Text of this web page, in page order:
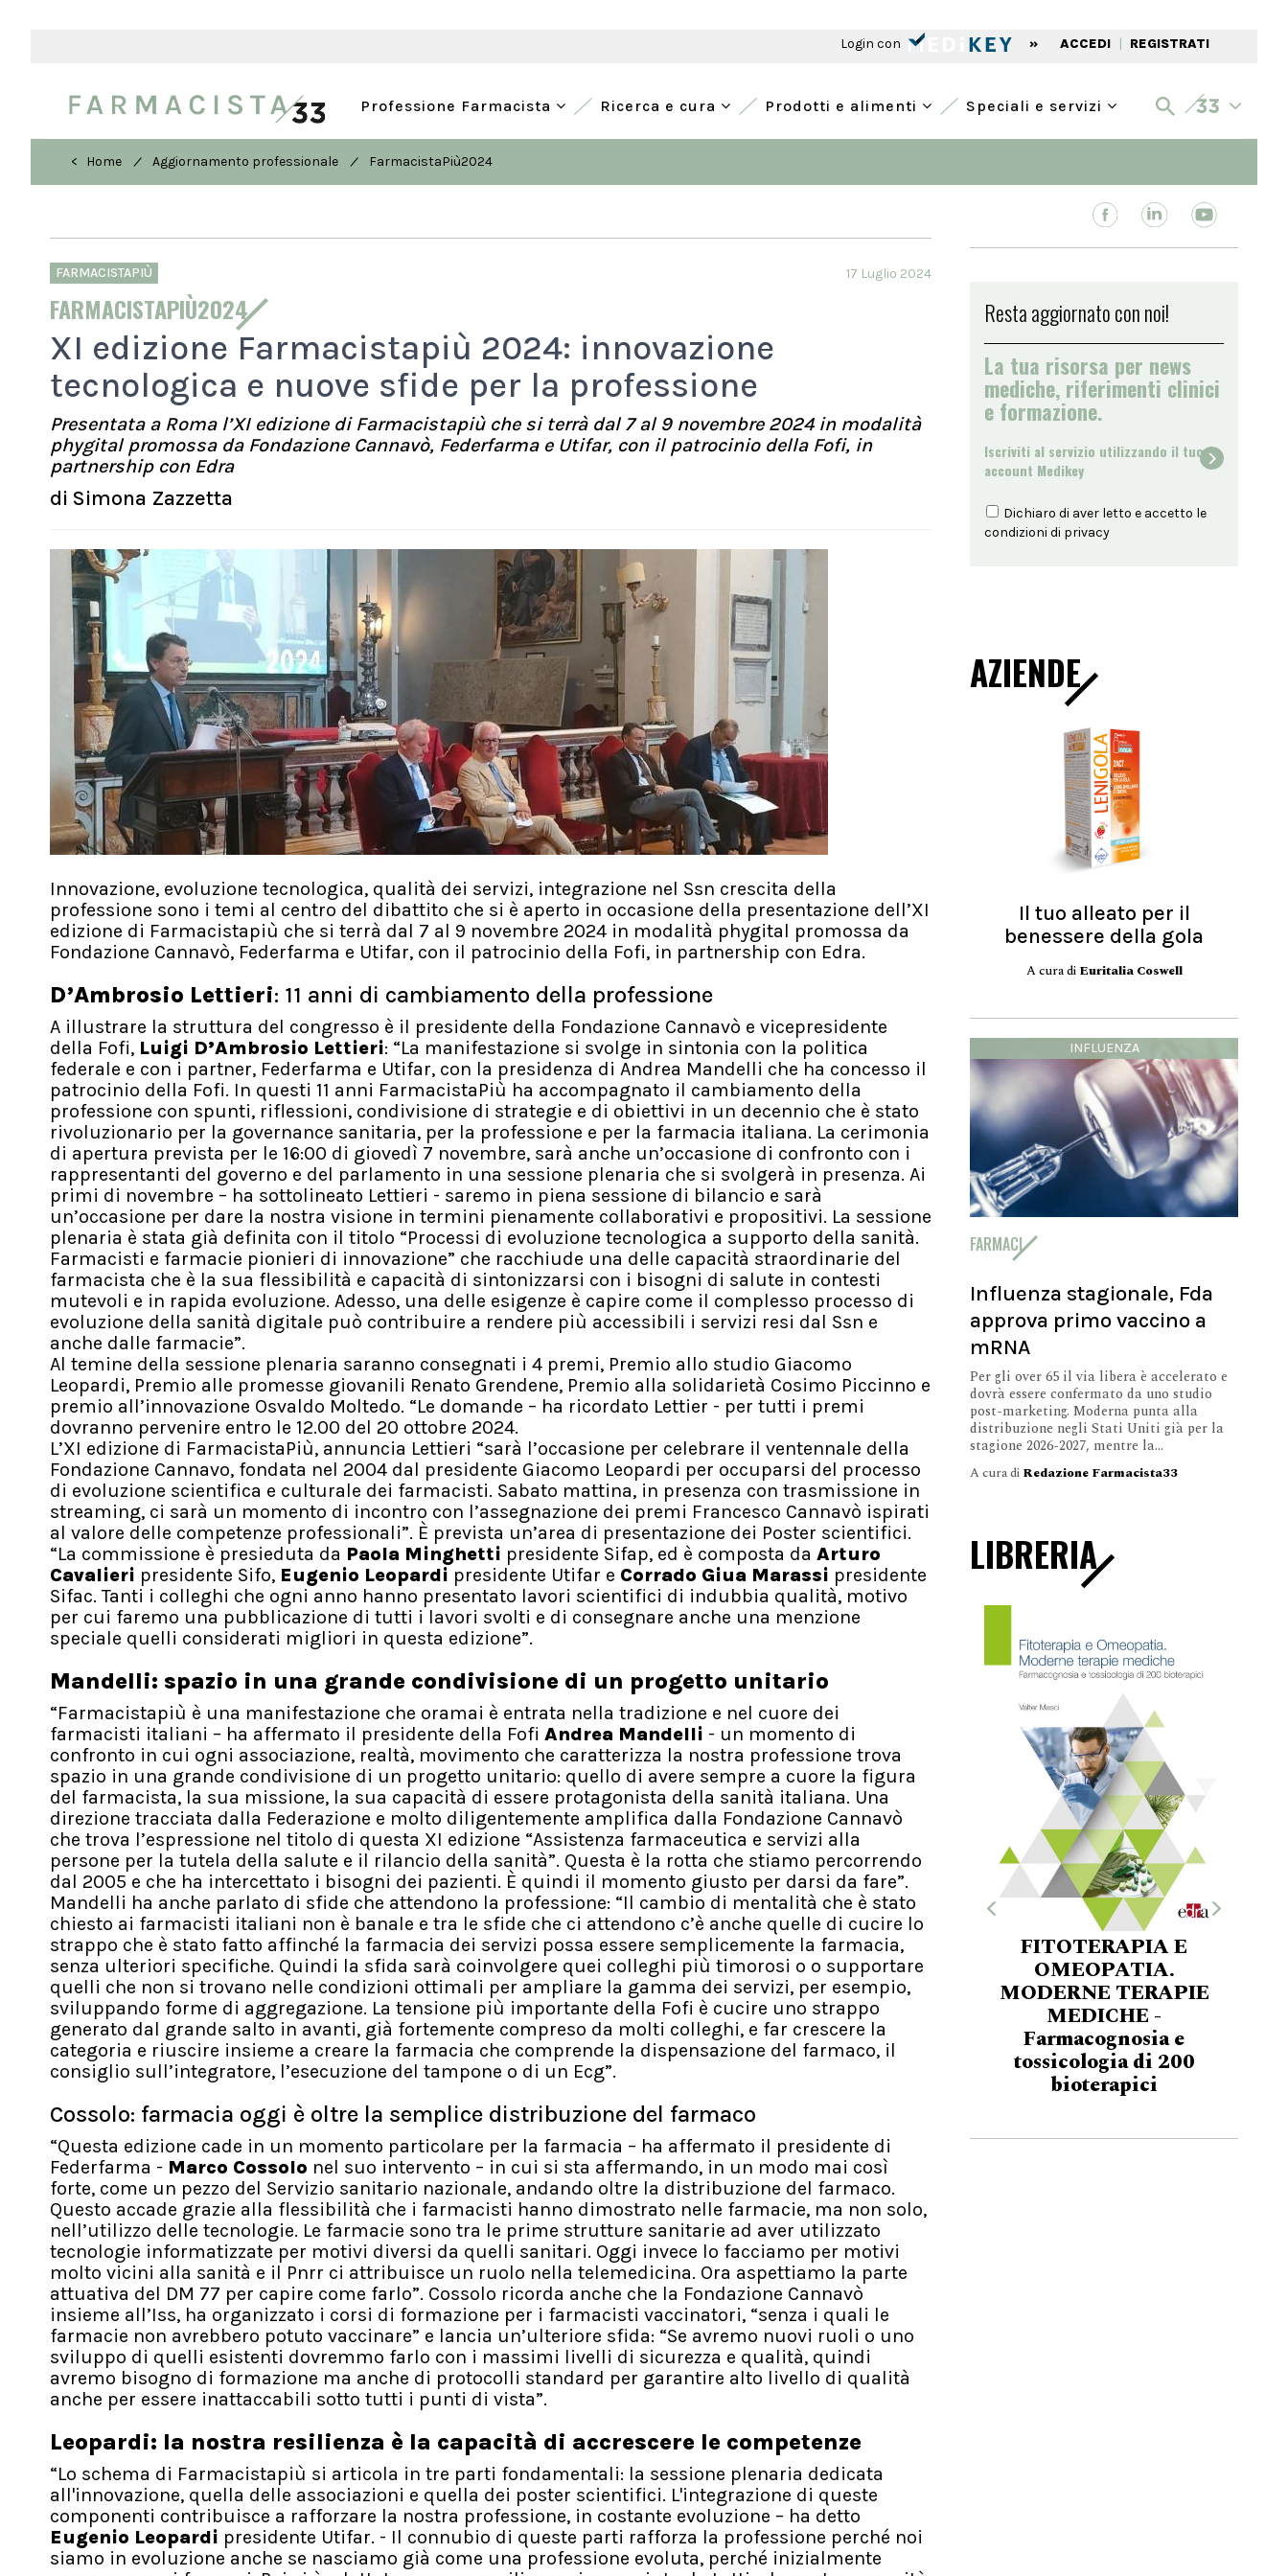
Login con » ACCEDI | REGISTRATI
Professione Farmacista Ricerca e cura Prodotti e alimenti Speciali e servizi
< Home / Aggiornamento professionale / FarmacistaPiù2024
FARMACISTAPIÙ
FARMACISTAPIÙ2024
17 Luglio 2024
XI edizione Farmacistapiù 2024: innovazione
tecnologica e nuove sfide per la professione
Presentata a Roma l’XI edizione di Farmacistapiù che si terrà dal 7 al 9 novembre 2024 in modalità
phygital promossa da Fondazione Cannavò, Federfarma e Utifar, con il patrocinio della Fofi, in
partnership con Edra
di Simona Zazzetta
Innovazione, evoluzione tecnologica, qualità dei servizi, integrazione nel Ssn crescita della
professione sono i temi al centro del dibattito che si è aperto in occasione della presentazione dell’XI
edizione di Farmacistapiù che si terrà dal 7 al 9 novembre 2024 in modalità phygital promossa da
Fondazione Cannavò, Federfarma e Utifar, con il patrocinio della Fofi, in partnership con Edra.
D’Ambrosio Lettieri: 11 anni di cambiamento della professione
A illustrare la struttura del congresso è il presidente della Fondazione Cannavò e vicepresidente
della Fofi, Luigi D’Ambrosio Lettieri: “La manifestazione si svolge in sintonia con la politica
federale e con i partner, Federfarma e Utifar, con la presidenza di Andrea Mandelli che ha concesso il
patrocinio della Fofi. In questi 11 anni FarmacistaPiù ha accompagnato il cambiamento della
professione con spunti, riflessioni, condivisione di strategie e di obiettivi in un decennio che è stato
rivoluzionario per la governance sanitaria, per la professione e per la farmacia italiana. La cerimonia
di apertura prevista per le 16:00 di giovedì 7 novembre, sarà anche un’occasione di confronto con i
rappresentanti del governo e del parlamento in una sessione plenaria che si svolgerà in presenza. Ai
primi di novembre – ha sottolineato Lettieri - saremo in piena sessione di bilancio e sarà
un’occasione per dare la nostra visione in termini pienamente collaborativi e propositivi. La sessione
plenaria è stata già definita con il titolo “Processi di evoluzione tecnologica a supporto della sanità.
Farmacisti e farmacie pionieri di innovazione” che racchiude una delle capacità straordinarie del
farmacista che è la sua flessibilità e capacità di sintonizzarsi con i bisogni di salute in contesti
mutevoli e in rapida evoluzione. Adesso, una delle esigenze è capire come il complesso processo di
evoluzione della sanità digitale può contribuire a rendere più accessibili i servizi resi dal Ssn e
anche dalle farmacie”.
Al temine della sessione plenaria saranno consegnati i 4 premi, Premio allo studio Giacomo
Leopardi, Premio alle promesse giovanili Renato Grendene, Premio alla solidarietà Cosimo Piccinno e
premio all’innovazione Osvaldo Moltedo. “Le domande – ha ricordato Lettier - per tutti i premi
dovranno pervenire entro le 12.00 del 20 ottobre 2024.
L’XI edizione di FarmacistaPiù, annuncia Lettieri “sarà l’occasione per celebrare il ventennale della
Fondazione Cannavo, fondata nel 2004 dal presidente Giacomo Leopardi per occuparsi del processo
di evoluzione scientifica e culturale dei farmacisti. Sabato mattina, in presenza con trasmissione in
streaming, ci sarà un momento di incontro con l’assegnazione dei premi Francesco Cannavò ispirati
al valore delle competenze professionali”. È prevista un’area di presentazione dei Poster scientifici.
“La commissione è presieduta da Paola Minghetti presidente Sifap, ed è composta da Arturo
Cavalieri presidente Sifo, Eugenio Leopardi presidente Utifar e Corrado Giua Marassi presidente
Sifac. Tanti i colleghi che ogni anno hanno presentato lavori scientifici di indubbia qualità, motivo
per cui faremo una pubblicazione di tutti i lavori svolti e di consegnare anche una menzione
speciale quelli considerati migliori in questa edizione”.
Mandelli: spazio in una grande condivisione di un progetto unitario
“Farmacistapiù è una manifestazione che oramai è entrata nella tradizione e nel cuore dei
farmacisti italiani – ha affermato il presidente della Fofi Andrea Mandelli - un momento di
confronto in cui ogni associazione, realtà, movimento che caratterizza la nostra professione trova
spazio in una grande condivisione di un progetto unitario: quello di avere sempre a cuore la figura
del farmacista, la sua missione, la sua capacità di essere protagonista della sanità italiana. Una
direzione tracciata dalla Federazione e molto diligentemente amplifica dalla Fondazione Cannavò
che trova l’espressione nel titolo di questa XI edizione “Assistenza farmaceutica e servizi alla
persone per la tutela della salute e il rilancio della sanità”. Questa è la rotta che stiamo percorrendo
dal 2005 e che ha intercettato i bisogni dei pazienti. È quindi il momento giusto per darsi da fare”.
Mandelli ha anche parlato di sfide che attendono la professione: “Il cambio di mentalità che è stato
chiesto ai farmacisti italiani non è banale e tra le sfide che ci attendono c’è anche quelle di cucire lo
strappo che è stato fatto affinché la farmacia dei servizi possa essere semplicemente la farmacia,
senza ulteriori specifiche. Quindi la sfida sarà coinvolgere quei colleghi più timorosi o o supportare
quelli che non si trovano nelle condizioni ottimali per ampliare la gamma dei servizi, per esempio,
sviluppando forme di aggregazione. La tensione più importante della Fofi è cucire uno strappo
generato dal grande salto in avanti, già fortemente compreso da molti colleghi, e far crescere la
categoria e riuscire insieme a creare la farmacia che comprende la dispensazione del farmaco, il
consiglio sull’integratore, l’esecuzione del tampone o di un Ecg”.
Cossolo: farmacia oggi è oltre la semplice distribuzione del farmaco
“Questa edizione cade in un momento particolare per la farmacia – ha affermato il presidente di
Federfarma - Marco Cossolo nel suo intervento – in cui si sta affermando, in un modo mai così
forte, come un pezzo del Servizio sanitario nazionale, andando oltre la distribuzione del farmaco.
Questo accade grazie alla flessibilità che i farmacisti hanno dimostrato nelle farmacie, ma non solo,
nell’utilizzo delle tecnologie. Le farmacie sono tra le prime strutture sanitarie ad aver utilizzato
tecnologie informatizzate per motivi diversi da quelli sanitari. Oggi invece lo facciamo per motivi
molto vicini alla sanità e il Pnrr ci attribuisce un ruolo nella telemedicina. Ora aspettiamo la parte
attuativa del DM 77 per capire come farlo”. Cossolo ricorda anche che la Fondazione Cannavò
insieme all’Iss, ha organizzato i corsi di formazione per i farmacisti vaccinatori, “senza i quali le
farmacie non avrebbero potuto vaccinare” e lancia un’ulteriore sfida: “Se avremo nuovi ruoli o uno
sviluppo di quelli esistenti dovremmo farlo con i massimi livelli di sicurezza e qualità, quindi
avremo bisogno di formazione ma anche di protocolli standard per garantire alto livello di qualità
anche per essere inattaccabili sotto tutti i punti di vista”.
Leopardi: la nostra resilienza è la capacità di accrescere le competenze
“Lo schema di Farmacistapiù si articola in tre parti fondamentali: la sessione plenaria dedicata
all'innovazione, quella delle associazioni e quella dei poster scientifici. L'integrazione di queste
componenti contribuisce a rafforzare la nostra professione, in costante evoluzione – ha detto
Eugenio Leopardi presidente Utifar. - Il connubio di queste parti rafforza la professione perché noi
siamo in evoluzione anche se nasciamo già come una professione evoluta, perché inizialmente
Resta aggiornato con noi!
La tua risorsa per news
mediche, riferimenti clinici
e formazione.
Iscriviti al servizio utilizzando il tuo
account Medikey
Dichiaro di aver letto e accetto le
condizioni di privacy
AZIENDE
Il tuo alleato per il
benessere della gola
A cura di Euritalia Coswell
INFLUENZA
FARMACI
Influenza stagionale, Fda
approva primo vaccino a
mRNA
Per gli over 65 il via libera è accelerato e
dovrà essere confermato da uno studio
post-marketing. Moderna punta alla
distribuzione negli Stati Uniti già per la
stagione 2026-2027, mentre la...
A cura di Redazione Farmacista33
LIBRERIA
FITOTERAPIA E
OMEOPATIA.
MODERNE TERAPIE
MEDICHE -
Farmacognosia e
tossicologia di 200
bioterapici